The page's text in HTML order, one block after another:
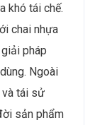
khó tái chế.
chai nhựa
pháp
Ngoài
và tái sử
sản phẩm